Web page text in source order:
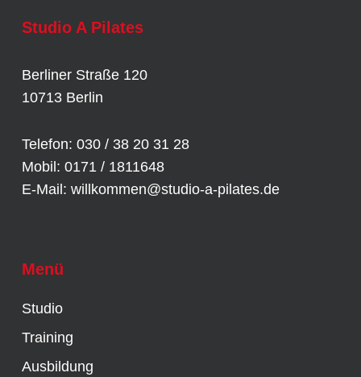
Studio A Pilates
Berliner Straße 120
10713 Berlin
Telefon: 030 / 38 20 31 28
Mobil: 0171 / 1811648
E-Mail: willkommen@studio-a-pilates.de
Menü
Studio
Training
Ausbildung